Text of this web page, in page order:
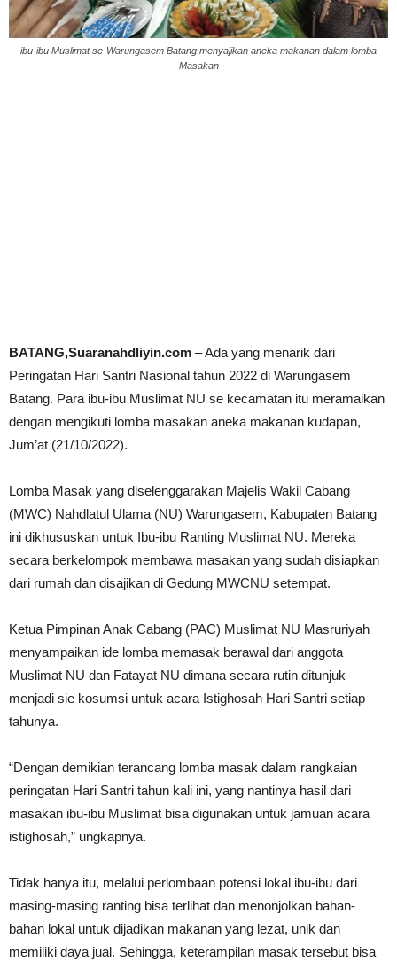
ibu-ibu Muslimat se-Warungasem Batang menyajikan aneka makanan dalam lomba
Masakan
BATANG,Suaranahdliyin.com – Ada yang menarik dari
Peringatan Hari Santri Nasional tahun 2022 di Warungasem
Batang. Para ibu-ibu Muslimat NU se kecamatan itu meramaikan
dengan mengikuti lomba masakan aneka makanan kudapan,
Jum’at (21/10/2022).
Lomba Masak yang diselenggarakan Majelis Wakil Cabang
(MWC) Nahdlatul Ulama (NU) Warungasem, Kabupaten Batang
ini dikhususkan untuk Ibu-ibu Ranting Muslimat NU. Mereka
secara berkelompok membawa masakan yang sudah disiapkan
dari rumah dan disajikan di Gedung MWCNU setempat.
Ketua Pimpinan Anak Cabang (PAC) Muslimat NU Masruriyah
menyampaikan ide lomba memasak berawal dari anggota
Muslimat NU dan Fatayat NU dimana secara rutin ditunjuk
menjadi sie kosumsi untuk acara Istighosah Hari Santri setiap
tahunya.
“Dengan demikian terancang lomba masak dalam rangkaian
peringatan Hari Santri tahun kali ini, yang nantinya hasil dari
masakan ibu-ibu Muslimat bisa digunakan untuk jamuan acara
istighosah,” ungkapnya.
Tidak hanya itu, melalui perlombaan potensi lokal ibu-ibu dari
masing-masing ranting bisa terlihat dan menonjolkan bahan-
bahan lokal untuk dijadikan makanan yang lezat, unik dan
memiliki daya jual. Sehingga, keterampilan masak tersebut bisa